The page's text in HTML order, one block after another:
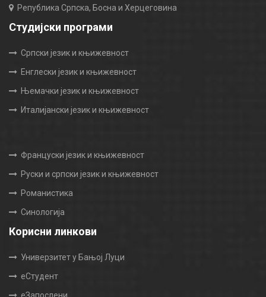
Република Српска, Босна и Херцеговина
Студијски програми
Српски језик и књижевност
Енглески језик и књижевност
Њемачки језик и књижевност
Италијански језик и књижевност
Француски језик и књижевност
Руски и српски језик и књижевност
Романистика
Синологија
Корисни линкови
Универзитет у Бањој Луци
еСтудент